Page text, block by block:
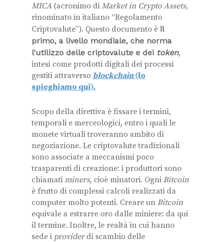
MICA (acronimo di Market in Crypto Assets,
rinominato in italiano “Regolamento
Criptovalute”). Questo documento è il
primo, a livello mondiale, che norma
l’utilizzo delle criptovalute e dei token,
intesi come prodotti digitali dei processi
gestiti attraverso blockchain (lo
spieghiamo qui).
Scopo della direttiva è fissare i termini,
temporali e merceologici, entro i quali le
monete virtuali troveranno ambito di
negoziazione. Le criptovalute tradizionali
sono associate a meccanismi poco
trasparenti di creazione: i produttori sono
chiamati miners, cioè minatori. Ogni Bitcoin
è frutto di complessi calcoli realizzati da
computer molto potenti. Creare un Bitcoin
equivale a estrarre oro dalle miniere: da qui
il termine. Inoltre, le realtà in cui hanno
sede i providerdi scambio delle